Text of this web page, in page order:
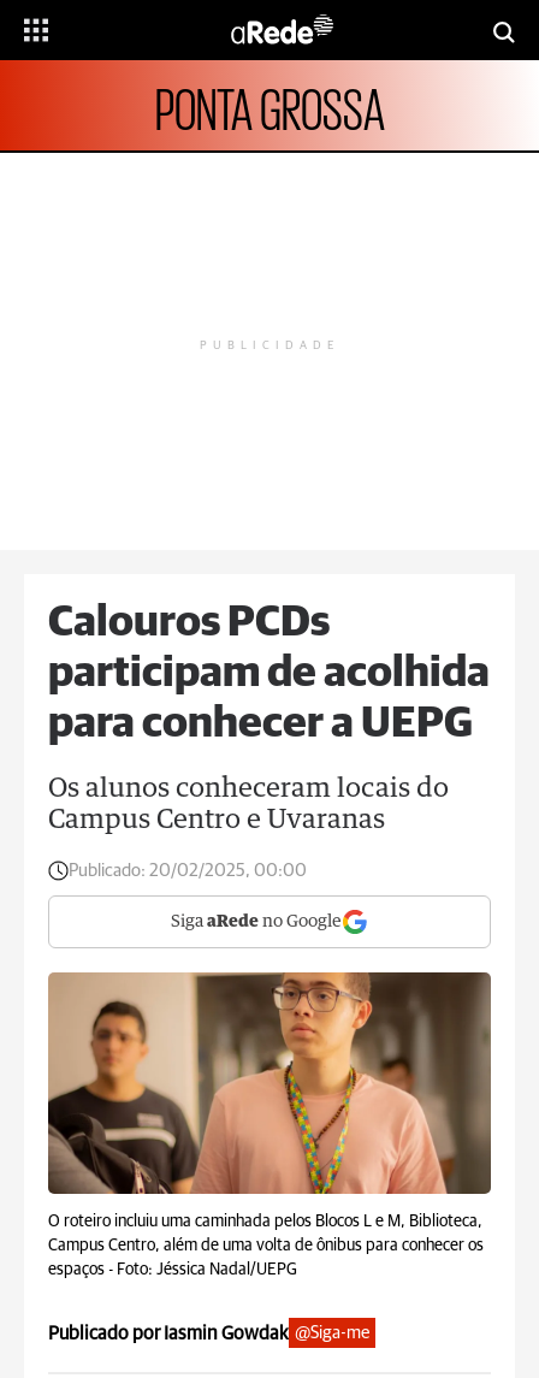
PONTA GROSSA
PUBLICIDADE
Calouros PCDs
participam de acolhida
para conhecer a UEPG
Os alunos conheceram locais do
Campus Centro e Uvaranas
Publicado: 20/02/2025, 00:00
Siga aRede no Google
O roteiro incluiu uma caminhada pelos Blocos L e M, Biblioteca,
Campus Centro, além de uma volta de ônibus para conhecer os
espaços - Foto: Jéssica Nadal/UEPG
Publicado por Iasmin Gowdak @Siga-me